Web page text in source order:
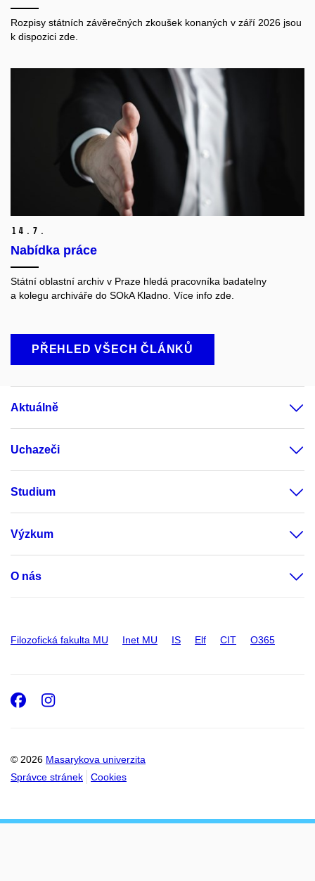
Rozpisy státních závěrečných zkoušek konaných v září 2026 jsou
k dispozici zde.
14. 7.
Nabídka práce
Státní oblastní archiv v Praze hledá pracovníka badatelny
a kolegu archiváře do SOkA Kladno. Více info zde.
PŘEHLED VŠECH ČLÁNKŮ
Aktuálně
Uchazeči
Studium
Výzkum
O nás
Filozofická fakulta MU Inet MU IS Elf CIT O365
© 2026 Masarykova univerzita
Správce stránek
Cookies
Facebook
Instagram